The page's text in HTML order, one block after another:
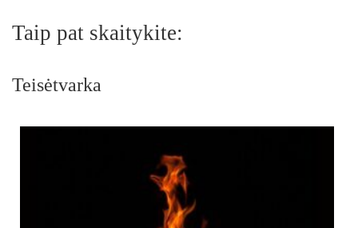
Taip pat skaitykite:
Teisėtvarka